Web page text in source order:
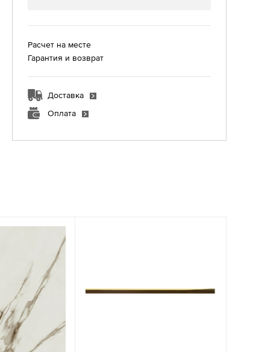
Расчет на месте
Гарантия и возврат
Доставка
Оплата